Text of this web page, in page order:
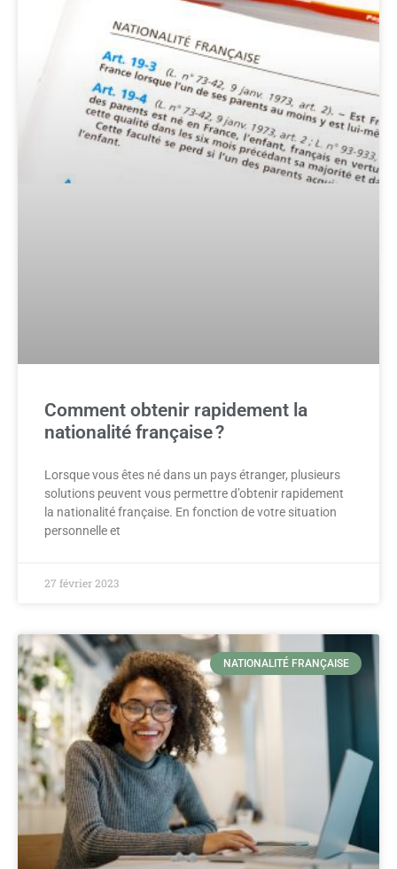
Comment obtenir rapidement la
nationalité française ?
Lorsque vous êtes né dans un pays étranger, plusieurs
solutions peuvent vous permettre d’obtenir rapidement
la nationalité française. En fonction de votre situation
personnelle et
27 février 2023
NATIONALITÉ FRANÇAISE